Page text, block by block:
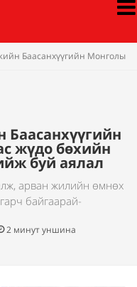
Баасанхүүгийн
Баасанхүүгийн
жүдо бөхийн
буй аялал
арван жилийн өмнөх
байгаарай-
2 минут уншина